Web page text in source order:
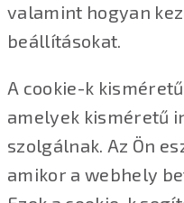
valamint hogyan
beállításokat.
A cookie-k
amelyek kisméretű
szolgálnak. Az Ön
amikor a webhely